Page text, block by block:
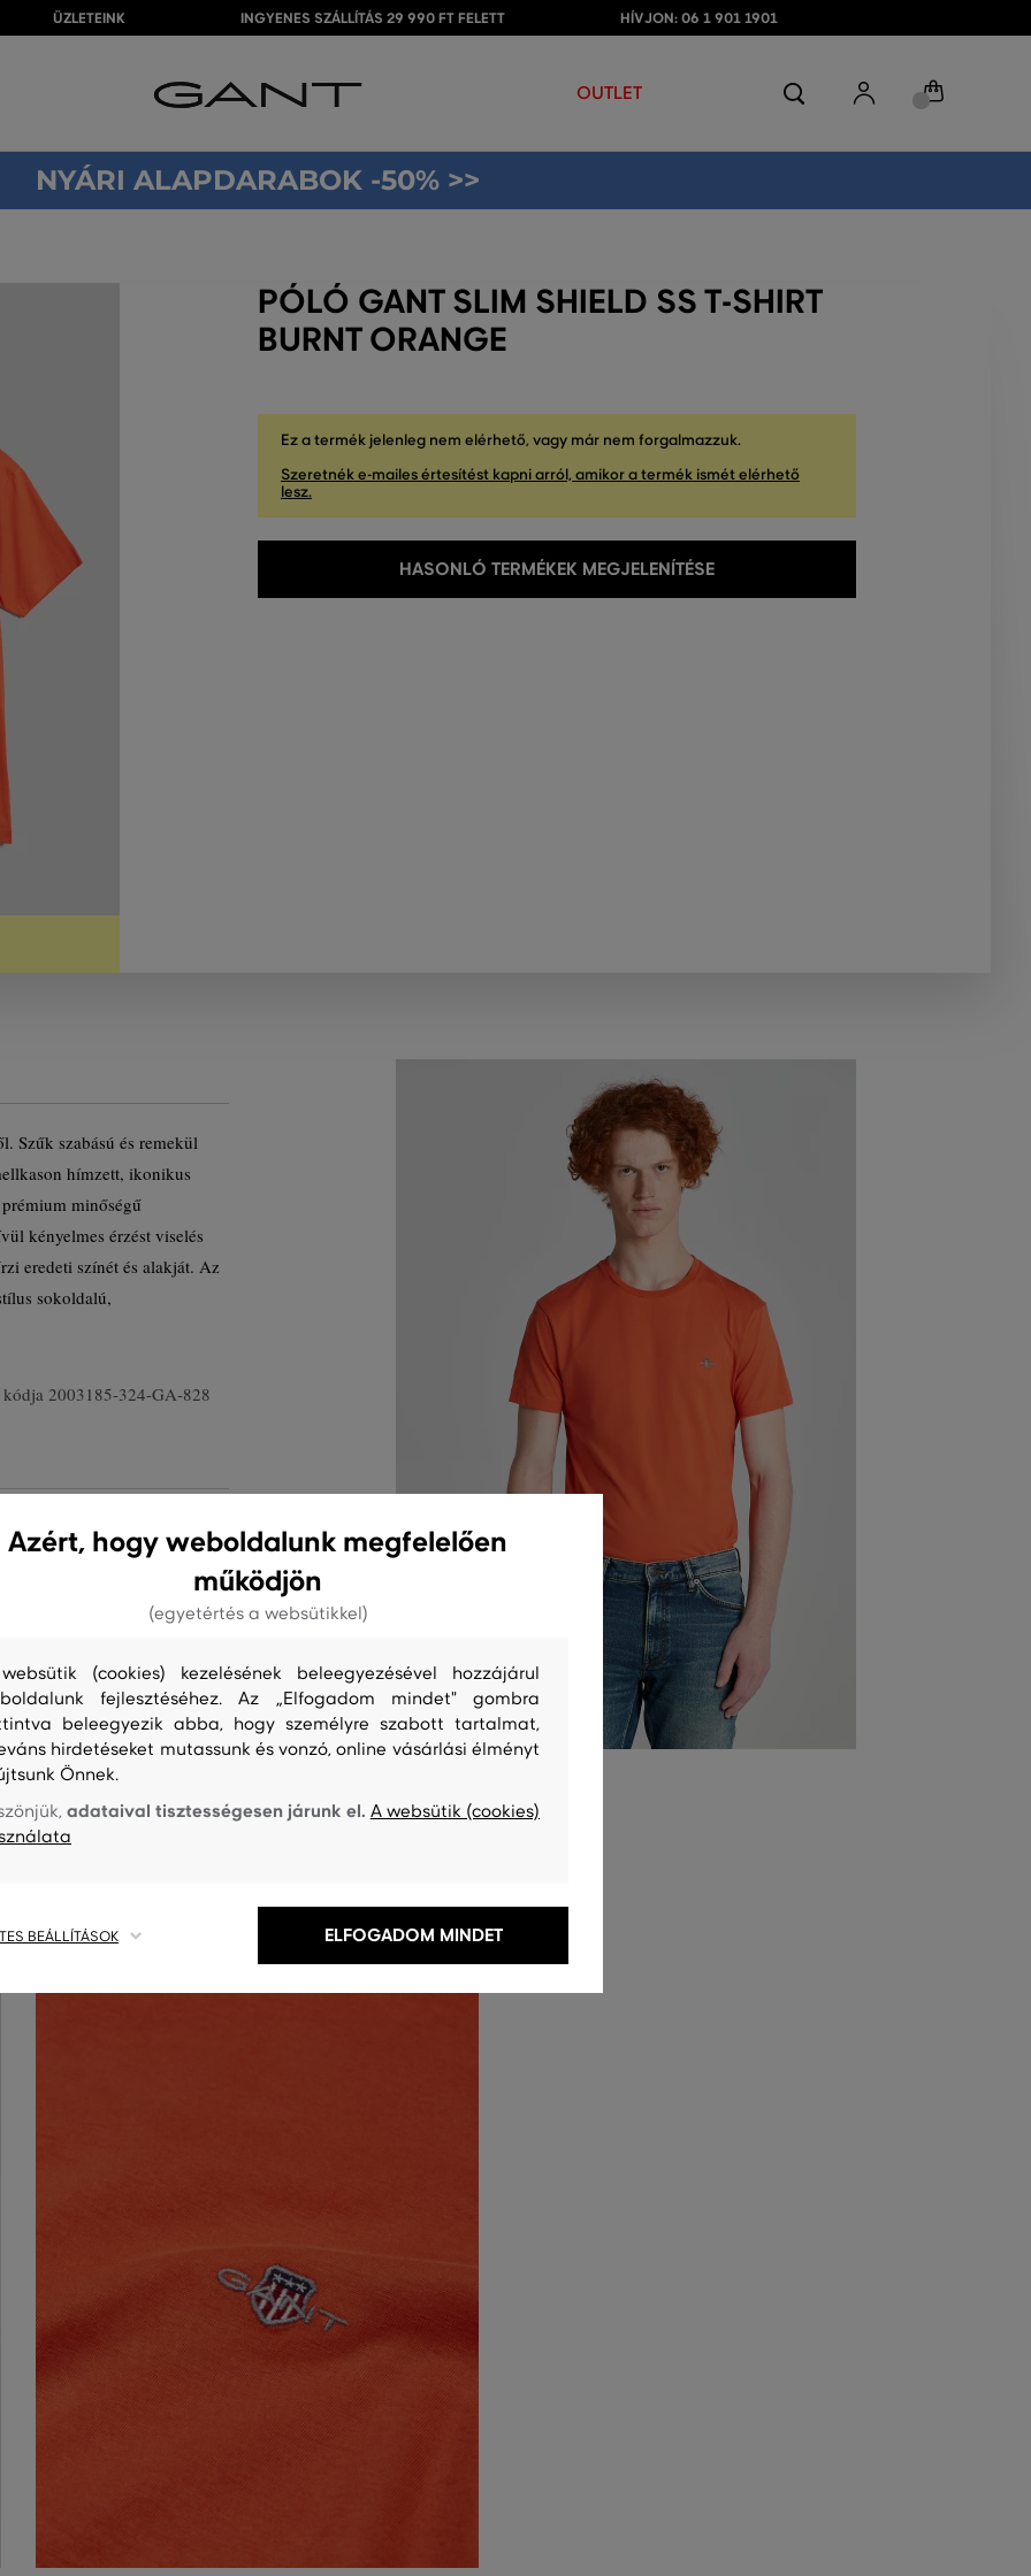
ÜZLETEINK INGYENES SZÁLLÍTÁS 29 990 FT FELETT HÍVJON: 06 1 901 1901
OUTLET
NYÁRI ALAPDARABOK -50% >>
PÓLÓ GANT SLIM SHIELD SS T-SHIRT
BURNT ORANGE
Ez a termék jelenleg nem elérhető, vagy már nem forgalmazzuk.
Szeretnék e-mailes értesítést kapni arról, amikor a termék ismét elérhető
lesz.
HASONLÓ TERMÉKEK MEGJELENÍTÉSE
Szűk szabású és remekül
hímzett, ikonikus
minőségű
kényelmes érzést viselés
eredeti színét és alakját. Az
sokoldalú,
kódja 2003185-324-GA-828
TISZTÍTÁS
Azért, hogy weboldalunk megfelelően
működjön
(egyetértés a websütikkel)
(cookies) kezelésének beleegyezésével hozzájárul
fejlesztéséhez. Az „Elfogadom mindet" gombra
beleegyezik abba, hogy személyre szabott tartalmat,
hirdetéseket mutassunk és vonzó, online vásárlási élményt
Önnek.
adataival tisztességesen járunk el. A websütik (cookies)
BEÁLLÍTÁSOK ELFOGADOM MINDET